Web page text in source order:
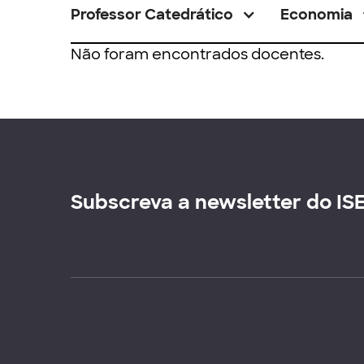
Professor Catedrático Economia
Não foram encontrados docentes.
Subscreva a newsletter do